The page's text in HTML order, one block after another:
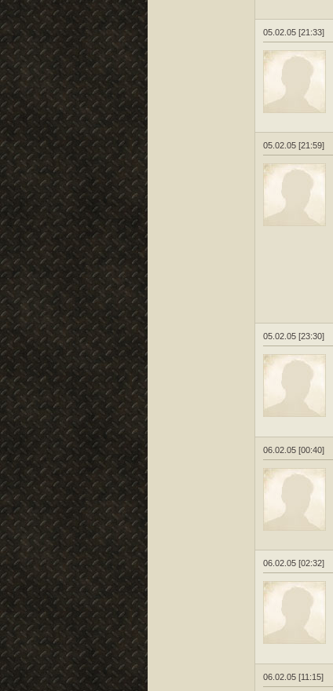
05.02.05 [21:33]
05.02.05 [21:59]
05.02.05 [23:30]
06.02.05 [00:40]
06.02.05 [02:32]
06.02.05 [11:15]